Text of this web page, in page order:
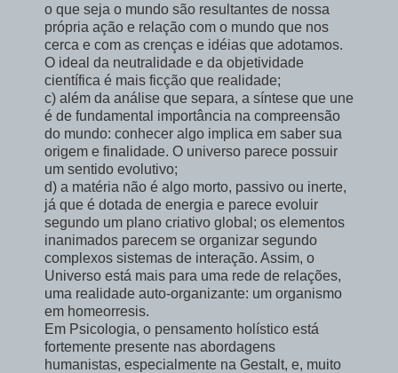
o que seja o mundo são resultantes de nossa
própria ação e relação com o mundo que nos
cerca e com as crenças e idéias que adotamos.
O ideal da neutralidade e da objetividade
científica é mais ficção que realidade;
c) além da análise que separa, a síntese que une
é de fundamental importância na compreensão
do mundo: conhecer algo implica em saber sua
origem e finalidade. O universo parece possuir
um sentido evolutivo;
d) a matéria não é algo morto, passivo ou inerte,
já que é dotada de energia e parece evoluir
segundo um plano criativo global; os elementos
inanimados parecem se organizar segundo
complexos sistemas de interação. Assim, o
Universo está mais para uma rede de relações,
uma realidade auto-organizante: um organismo
em homeorresis.
Em Psicologia, o pensamento holístico está
fortemente presente nas abordagens
humanistas, especialmente na Gestalt, e, muito